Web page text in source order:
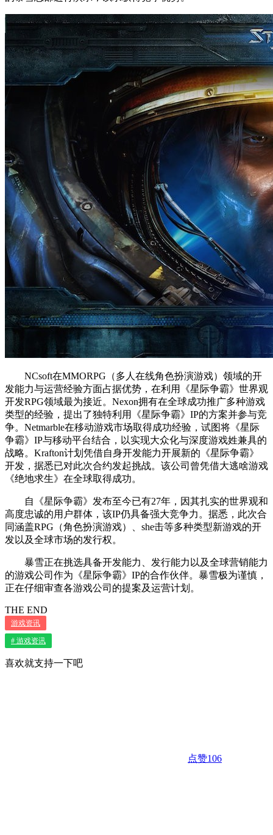
NCsoft在MMORPG（多人在线角色扮演游戏）领域的开
发能力与运营经验方面占据优势，在利用《星际争霸》世界观
开发RPG领域最为接近。Nexon拥有在全球成功推广多种游戏
类型的经验，提出了独特利用《星际争霸》IP的方案并参与竞
争。Netmarble在移动游戏市场取得成功经验，试图将《星际
争霸》IP与移动平台结合，以实现大众化与深度游戏姓兼具的
战略。Krafton计划凭借自身开发能力开展新的《星际争霸》
开发，据悉已对此次合约发起挑战。该公司曾凭借大逃啥游戏
《绝地求生》在全球取得成功。
自《星际争霸》发布至今已有27年，因其扎实的世界观和
高度忠诚的用户群体，该IP仍具备强大竞争力。据悉，此次合
同涵盖RPG（角色扮演游戏）、she击等多种类型新游戏的开
发以及全球市场的发行权。
暴雪正在挑选具备开发能力、发行能力以及全球营销能力
的游戏公司作为《星际争霸》IP的合作伙伴。暴雪极为谨慎，
正在仔细审查各游戏公司的提案及运营计划。
THE END
游戏资讯
# 游戏资讯
喜欢就支持一下吧
点赞106